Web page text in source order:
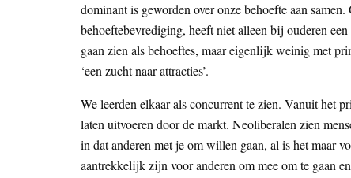
dominant is geworden over onze behoefte aan
behoeftebevrediging, heeft niet alleen bij ouderen
gaan zien als behoeftes, maar eigenlijk weinig met
‘een zucht naar attracties’.
We leerden elkaar als concurrent te zien. Vanuit het
laten uitvoeren door de markt. Neoliberalen zien
in dat anderen met je om willen gaan, al is het maar
aantrekkelijk zijn voor anderen om mee om te gaan